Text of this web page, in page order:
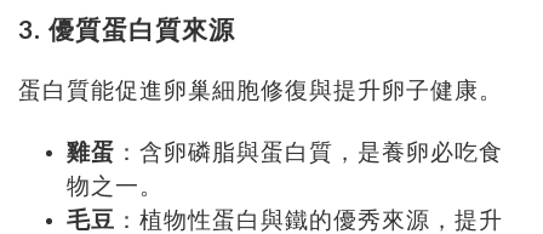
3. 優質蛋白質來源
蛋白質能促進卵巢細胞修復與提升卵子健康。
雞蛋 ：含卵磷脂與蛋白質，是養卵必吃食
物之一。
毛豆 ：植物性蛋白與鐵的優秀來源，提升